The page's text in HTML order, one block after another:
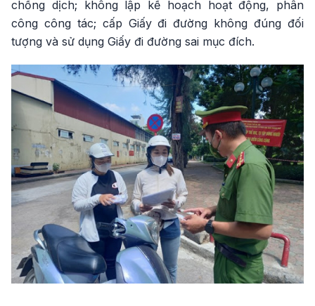
chống dịch; không lập kế hoạch hoạt động, phân
công công tác; cấp Giấy đi đường không đúng đối
tượng và sử dụng Giấy đi đường sai mục đích.